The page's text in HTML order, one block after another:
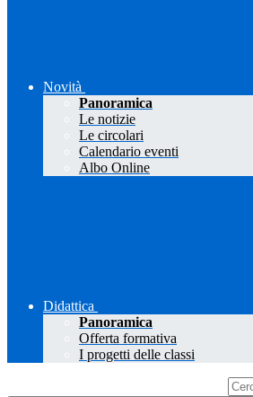
Novità
Panoramica
Le notizie
Le circolari
Calendario eventi
Albo Online
Didattica
Panoramica
Offerta formativa
I progetti delle classi